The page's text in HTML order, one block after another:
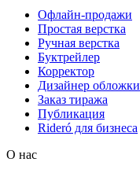
Офлайн-продажи
Простая верстка
Ручная верстка
Буктрейлер
Корректор
Дизайнер обложки
Заказ тиража
Публикация
Rideró для бизнеса
О нас